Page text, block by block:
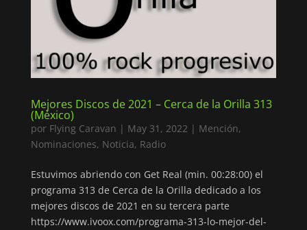
Mejores Discos de 2021 – Cerca de la Orilla 313
(México)
por Flying Caravan | May 31, 2022 | Mención,
Nominaciones, Noticia, Radio
Estuvimos abriendo con Get Real (min. 00:28:00) el
programa 313 de Cerca de la Orilla dedicado a los
mejores discos de 2021 en su tercera parte
https://www.ivoox.com/programa-313-lo-mejor-del-